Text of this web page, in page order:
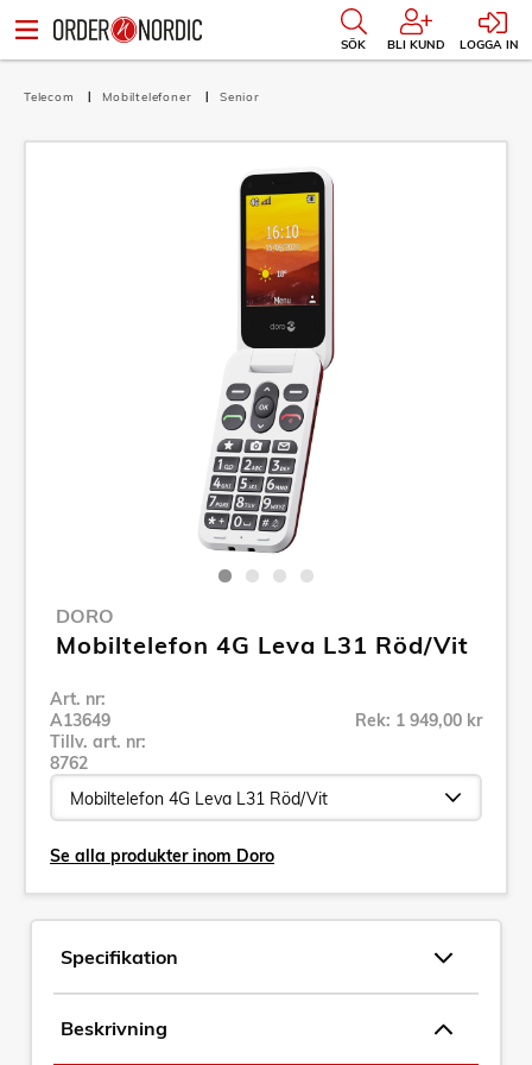
SÖK BLI KUND LOGGA IN
Telecom Mobiltelefoner Senior
DORO
Mobiltelefon 4G Leva L31 Röd/Vit
Art. nr:
A13649
Tillv. art. nr:
8762
Rek: 1 949,00 kr
Se alla produkter inom Doro
Specifikation
Beskrivning